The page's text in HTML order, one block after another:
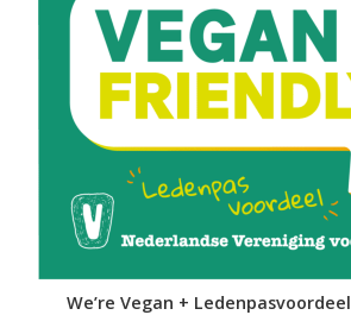
We’re Vegan + Ledenpasvoordeel